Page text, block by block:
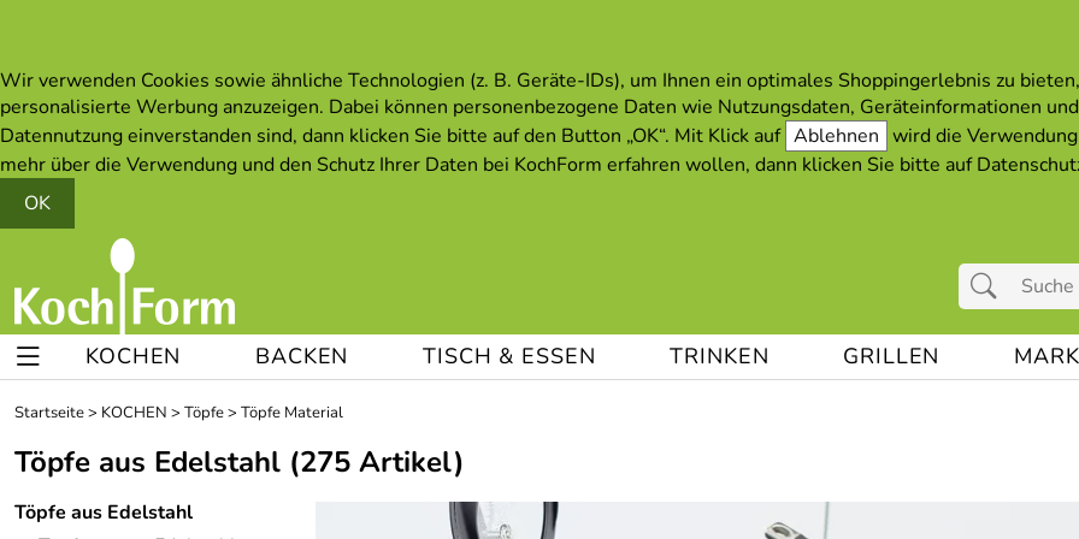
Wir verwenden Cookies sowie ähnliche Technologien (z. B. Geräte-IDs), um Ihnen ein optimales Shoppingerlebnis zu
personalisierte Werbung anzuzeigen. Dabei können personenbezogene Daten wie Nutzungsdaten, Geräteinformationen
Datennutzung einverstanden sind, dann klicken Sie bitte auf den Button „OK“. Mit Klick auf Ablehnen wird die
mehr über die Verwendung und den Schutz Ihrer Daten bei KochForm erfahren wollen, dann klicken Sie bitte auf
OK
KOCHEN BACKEN TISCH & ESSEN TRINKEN GRILLEN
Startseite> KOCHEN > Töpfe> Töpfe Material
Töpfe aus Edelstahl (275 Artikel)
Töpfe aus Edelstahl